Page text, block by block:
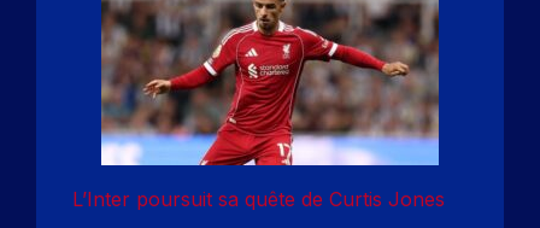
L’Inter poursuit sa quête de Curtis Jones